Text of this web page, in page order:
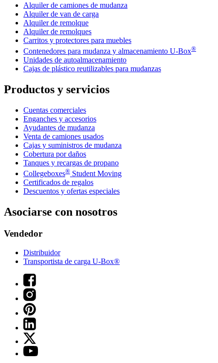
Alquiler de camiones de mudanza
Alquiler de van de carga
Alquiler de remolque
Alquiler de remolques
Carritos y protectores para muebles
Contenedores para mudanza y almacenamiento U-Box®
Unidades de autoalmacenamiento
Cajas de plástico reutilizables para mudanzas
Productos y servicios
Cuentas comerciales
Enganches y accesorios
Ayudantes de mudanza
Venta de camiones usados
Cajas y suministros de mudanza
Cobertura por daños
Tanques y recargas de propano
Collegeboxes® Student Moving
Certificados de regalos
Descuentos y ofertas especiales
Asociarse con nosotros
Vendedor
Distribuidor
Transportista de carga U-Box®